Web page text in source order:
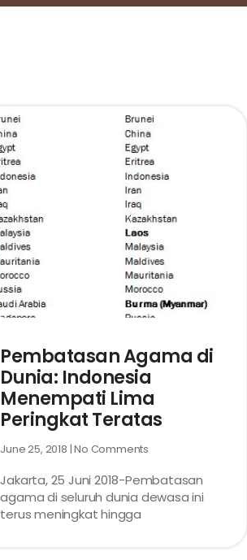
Pembatasan Agama di
Dunia: Indonesia
Menempati Lima
Peringkat Teratas
June 25, 2018 No Comments
Jakarta, 25 Juni 2018-Pembatasan
agama di seluruh dunia dewasa ini
terus meningkat hingga